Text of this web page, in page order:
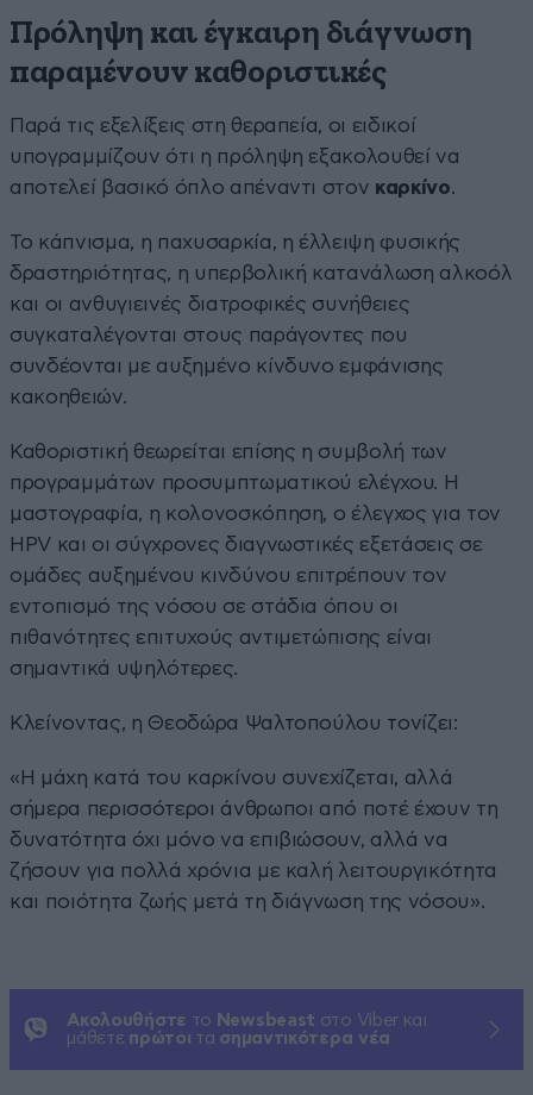
Πρόληψη και έγκαιρη διάγνωση
παραμένουν καθοριστικές
Παρά τις εξελίξεις στη θεραπεία, οι ειδικοί
υπογραμμίζουν ότι η πρόληψη εξακολουθεί να
αποτελεί βασικό όπλο απέναντι στον καρκίνο.
Το κάπνισμα, η παχυσαρκία, η έλλειψη φυσικής
δραστηριότητας, η υπερβολική κατανάλωση αλκοόλ
και οι ανθυγιεινές διατροφικές συνήθειες
συγκαταλέγονται στους παράγοντες που
συνδέονται με αυξημένο κίνδυνο εμφάνισης
κακοηθειών.
Καθοριστική θεωρείται επίσης η συμβολή των
προγραμμάτων προσυμπτωματικού ελέγχου. Η
μαστογραφία, η κολονοσκόπηση, ο έλεγχος για τον
HPV και οι σύγχρονες διαγνωστικές εξετάσεις σε
ομάδες αυξημένου κινδύνου επιτρέπουν τον
εντοπισμό της νόσου σε στάδια όπου οι
πιθανότητες επιτυχούς αντιμετώπισης είναι
σημαντικά υψηλότερες.
Κλείνοντας, η Θεοδώρα Ψαλτοπούλου τονίζει:
«Η μάχη κατά του καρκίνου συνεχίζεται, αλλά
σήμερα περισσότεροι άνθρωποι από ποτέ έχουν τη
δυνατότητα όχι μόνο να επιβιώσουν, αλλά να
ζήσουν για πολλά χρόνια με καλή λειτουργικότητα
και ποιότητα ζωής μετά τη διάγνωση της νόσου».
Ακολουθήστε το Newsbeast στο Viber και
μάθετε πρώτοι τα σημαντικότερα νέα